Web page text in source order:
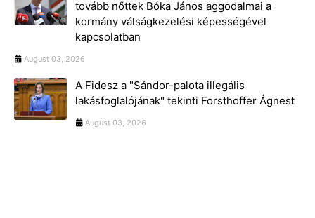
tovább nőttek Bóka János aggodalmai a
kormány válságkezelési képességével
kapcsolatban
August 03, 2026
A Fidesz a "Sándor-palota illegális
lakásfoglalójának" tekinti Forsthoffer Ágnest
August 03, 2026